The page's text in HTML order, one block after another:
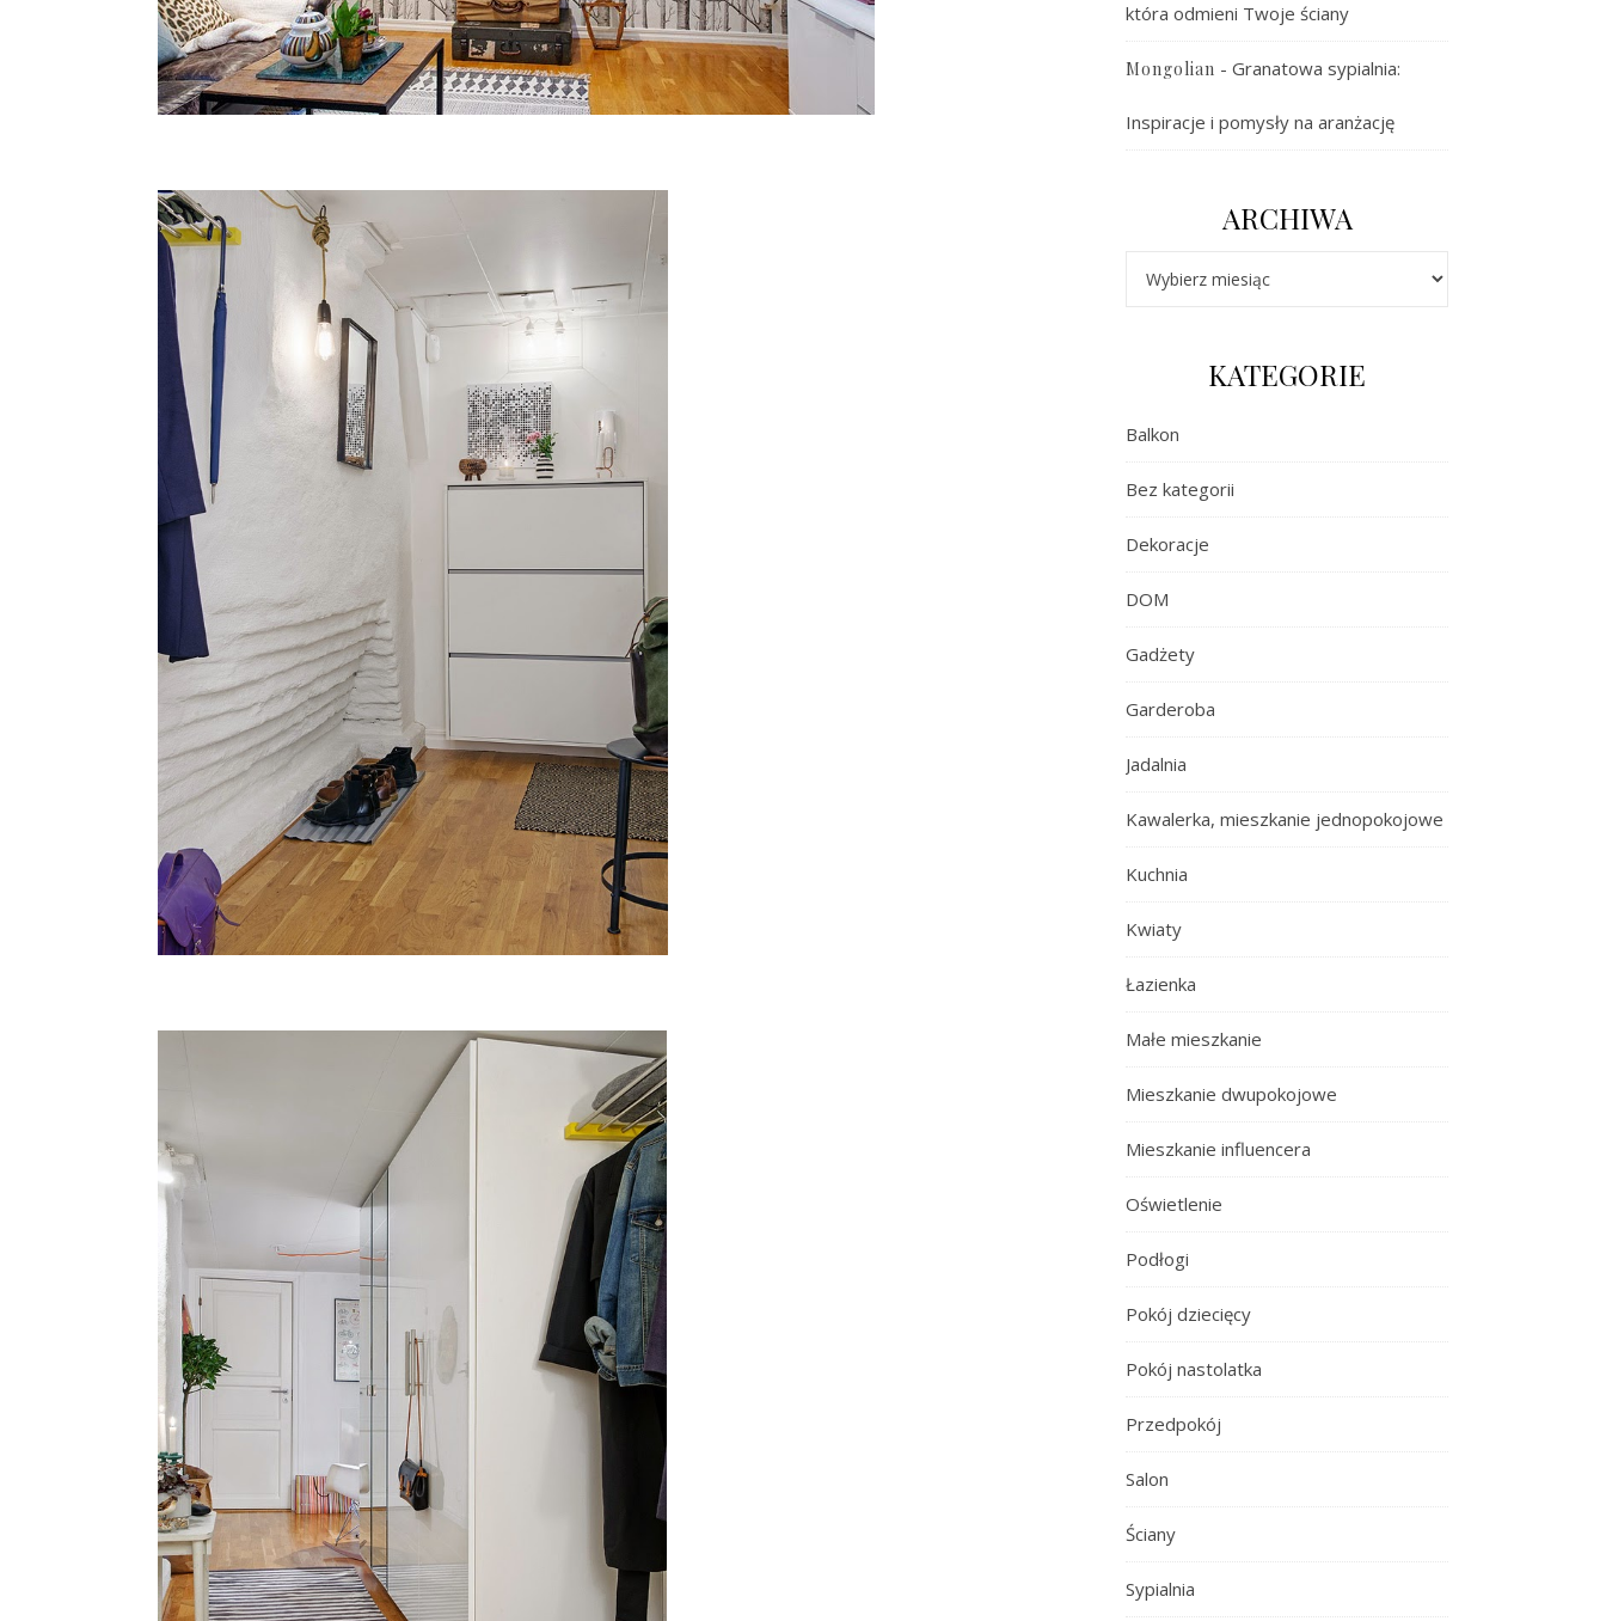
która odmieni Twoje ściany
Mongolian - Granatowa sypialnia:
Inspiracje i pomysły na aranżację
ARCHIWA
KATEGORIE
Balkon
Bez kategorii
Dekoracje
DOM
Gadżety
Garderoba
Jadalnia
Kawalerka, mieszkanie jednopokojowe
Kuchnia
Kwiaty
Łazienka
Małe mieszkanie
Mieszkanie dwupokojowe
Mieszkanie influencera
Oświetlenie
Podłogi
Pokój dziecięcy
Pokój nastolatka
Przedpokój
Salon
Ściany
Sypialnia